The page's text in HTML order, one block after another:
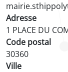
Adresse
1 PLACE DU
Code postal
30360
Ville